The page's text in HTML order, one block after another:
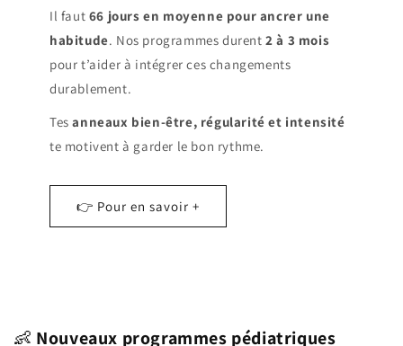
Il faut 66 jours en moyenne pour ancrer une
habitude. Nos programmes durent2 à 3 mois
pour t’aider à intégrer ces changements
durablement.
Tesanneaux bien-être, régularité et intensité
te motivent à garder le bon rythme.
👉 Pour en savoir +
👶 Nouveaux programmes pédiatriques